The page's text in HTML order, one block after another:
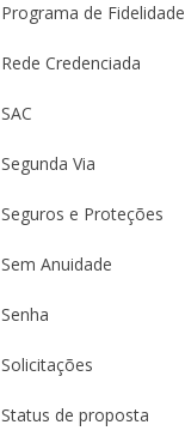
Programa de Fidelidade
Rede Credenciada
SAC
Segunda Via
Seguros e Proteções
Sem Anuidade
Senha
Solicitações
Status de proposta